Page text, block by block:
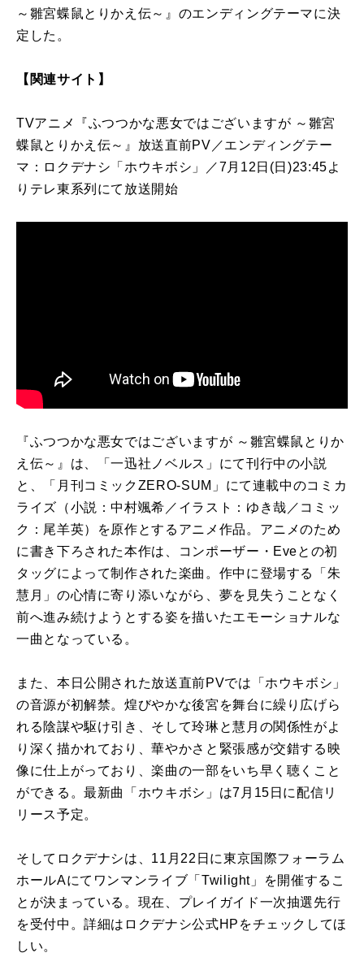
～雛宮蝶鼠とりかえ伝～』のエンディングテーマに決
定した。
【関連サイト】
TVアニメ『ふつつかな悪女ではございますが ～雛宮
蝶鼠とりかえ伝～』放送直前PV／エンディングテー
マ：ロクデナシ「ホウキボシ」／7月12日(日)23:45よ
りテレ東系列にて放送開始
『ふつつかな悪女ではございますが ～雛宮蝶鼠とりか
え伝～』は、「一迅社ノベルス」にて刊行中の小説
と、「月刊コミックZERO-SUM」にて連載中のコミカ
ライズ（小説：中村颯希／イラスト：ゆき哉／コミッ
ク：尾羊英）を原作とするアニメ作品。アニメのため
に書き下ろされた本作は、コンポーザー・Eveとの初
タッグによって制作された楽曲。作中に登場する「朱
慧月」の心情に寄り添いながら、夢を見失うことなく
前へ進み続けようとする姿を描いたエモーショナルな
一曲となっている。
また、本日公開された放送直前PVでは「ホウキボシ」
の音源が初解禁。煌びやかな後宮を舞台に繰り広げら
れる陰謀や駆け引き、そして玲琳と慧月の関係性がよ
り深く描かれており、華やかさと緊張感が交錯する映
像に仕上がっており、楽曲の一部をいち早く聴くこと
ができる。最新曲「ホウキボシ」は7月15日に配信リ
リース予定。
そしてロクデナシは、11月22日に東京国際フォーラム
ホールAにてワンマンライブ「Twilight」を開催するこ
とが決まっている。現在、プレイガイド一次抽選先行
を受付中。詳細はロクデナシ公式HPをチェックしてほ
しい。